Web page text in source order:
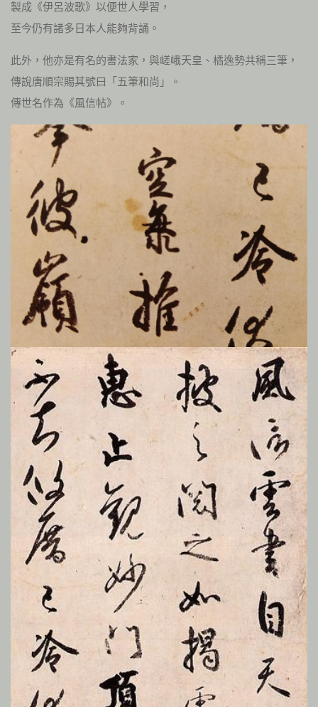
製成《伊呂波歌》以便世人學習，
至今仍有諸多日本人能夠背誦。
此外，他亦是有名的書法家，與嵯峨天皇、橘逸勢共稱三筆，
傳說唐順宗賜其號曰「五筆和尚」。
傳世名作為《風信帖》。